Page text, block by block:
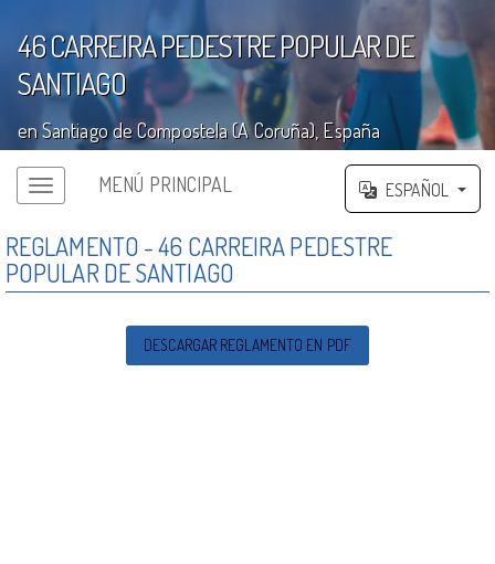
46 CARREIRA PEDESTRE POPULAR DE
SANTIAGO
en Santiago de Compostela (A Coruña), España
MENÚ PRINCIPAL ESPAÑOL
REGLAMENTO - 46 CARREIRA PEDESTRE
POPULAR DE SANTIAGO
DESCARGAR REGLAMENTO EN PDF